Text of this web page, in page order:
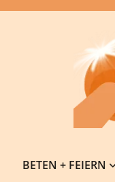
BETEN + FEIERN